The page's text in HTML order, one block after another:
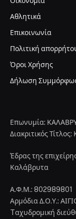
Αθλητικά
Επικοινωνία
Πολιτική
Όροι Χρήσης
Δήλωση
Επωνυμία:
Διακριτικός
Έδρας της
Καλάβρυτα
Α.Φ.Μ.: 802989801
Αρμόδια Δ.Ο.Υ.:
Tαχυδρομική